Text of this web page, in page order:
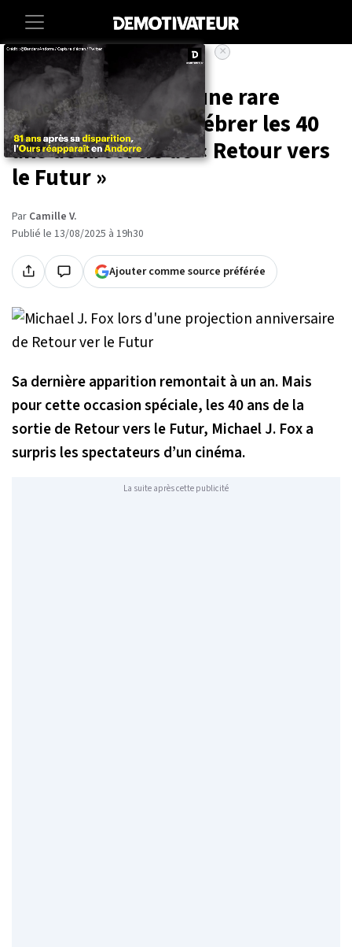
Accueil Entertainment Cinema
Michael J. Fox fait une rare
apparition pour célébrer les 40
ans de la sortie de « Retour vers
le Futur »
Par Camille V.
Publié le 13/08/2025 à 19h30
Ajouter comme source préférée
Sa dernière apparition remontait à un an. Mais
pour cette occasion spéciale, les 40 ans de la
sortie de Retour vers le Futur, Michael J. Fox a
surpris les spectateurs d’un cinéma.
La suite après cette publicité
×